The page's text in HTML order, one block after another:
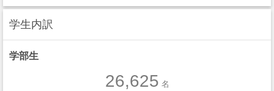
学生内訳
学部生
26,625 名